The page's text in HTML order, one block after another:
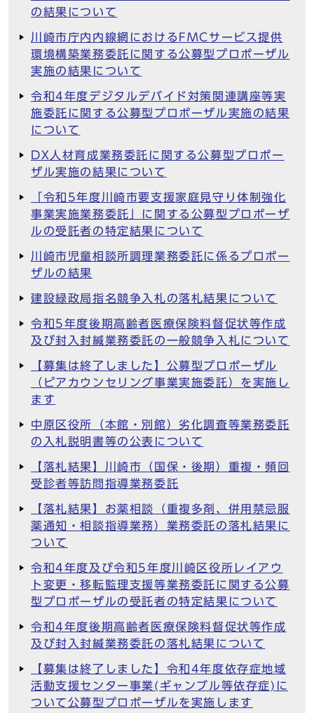
の結果について
川崎市庁内内線網におけるFMCサービス提供
環境構築業務委託に関する公募型プロポーザル
実施の結果について
令和4年度デジタルデバイド対策関連講座等実
施委託に関する公募型プロポーザル実施の結果
について
DX人材育成業務委託に関する公募型プロポー
ザル実施の結果について
「令和5年度川崎市要支援家庭見守り体制強化
事業実施業務委託」に関する公募型プロポーザ
ルの受託者の特定結果について
川崎市児童相談所調理業務委託に係るプロポー
ザルの結果
建設緑政局指名競争入札の落札結果について
令和5年度後期高齢者医療保険料督促状等作成
及び封入封緘業務委託の一般競争入札について
【募集は終了しました】公募型プロポーザル
（ピアカウンセリング事業実施委託）を実施し
ます
中原区役所（本館・別館）劣化調査等業務委託
の入札説明書等の公表について
【落札結果】川崎市（国保・後期）重複・頻回
受診者等訪問指導業務委託
【落札結果】お薬相談（重複多剤、併用禁忌服
薬通知・相談指導業務）業務委託の落札結果に
ついて
令和4年度及び令和5年度川崎区役所レイアウ
ト変更・移転監理支援等業務委託に関する公募
型プロポーザルの受託者の特定結果について
令和4年度後期高齢者医療保険料督促状等作成
及び封入封緘業務委託の落札結果について
【募集は終了しました】令和4年度依存症地域
活動支援センター事業(ギャンブル等依存症)に
ついて公募型プロポーザルを実施します